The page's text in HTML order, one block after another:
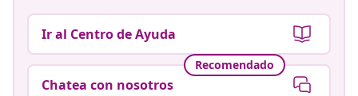
Ir al Centro de Ayuda
Recomendado
Chatea con nosotros